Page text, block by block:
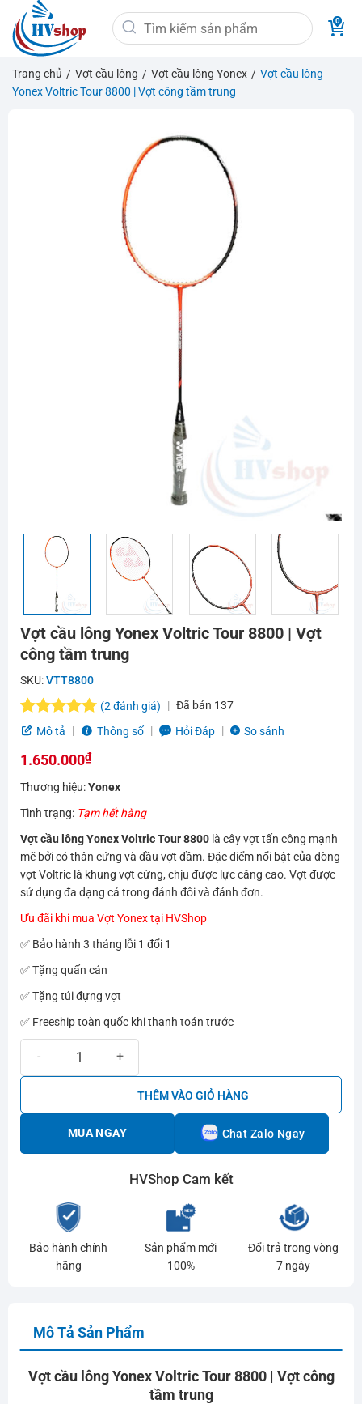
qua
nội
dung
Tìm
kiếm:
Trang chủ / Vợt cầu lông / Vợt cầu lông Yonex / Vợt cầu lông
Yonex Voltric Tour 8800 | Vợt công tầm trung
Vợt cầu lông Yonex Voltric Tour 8800 | Vợt
công tầm trung
SKU:VTT8800
5.0trên 5
2
đánh giá
(2 đánh giá) Đã bán 137
Mô tả
Thông số Hỏi Đáp So sánh
1.650.000₫
Thương hiệu:Yonex
Tình trạng: Tạm hết hàng
Vợt cầu lông Yonex Voltric Tour 8800là cây vợt tấn công mạnh
mẽ bởi có thân cứng và đầu vợt đầm. Đặc điểm nổi bật của dòng
vợt Voltric là khung vợt cứng, chịu được lực căng cao. Vợt được
sử dụng đa dạng cả trong đánh đôi và đánh đơn.
Ưu đãi khi mua Vợt Yonex tại HVShop
✅ Bảo hành 3 tháng lỗi 1 đổi 1
✅ Tặng quấn cán
✅ Tặng túi đựng vợt
✅ Freeship toàn quốc khi thanh toán trước
THÊM VÀO GIỎ HÀNG
MUA NGAY Chat Zalo Ngay
HVShop Cam kết
Bảo hành chính
hãng
Sản phẩm mới
100%
Đổi trả trong vòng
7 ngày
Mô Tả Sản Phẩm
Vợt cầu lông Yonex Voltric Tour 8800 | Vợt công
tầm trung